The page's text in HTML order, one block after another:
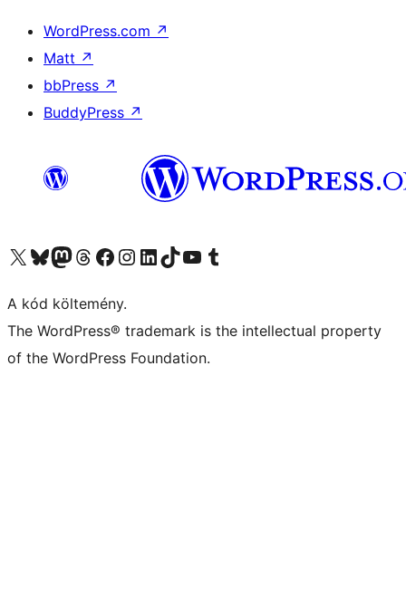
WordPress.com ↗
Matt ↗
bbPress ↗
BuddyPress ↗
Visit our X (formerly Twitter) account
Visit our Bluesky account
Twitter csatornánk
Visit our Threads account
Facebook oldalunk megtekintése
Visit our Instagram account
Visit our LinkedIn account
Visit our TikTok account
Visit our YouTube channel
Visit our Tumblr account
A kód költemény.
The WordPress® trademark is the intellectual property
of the WordPress Foundation.